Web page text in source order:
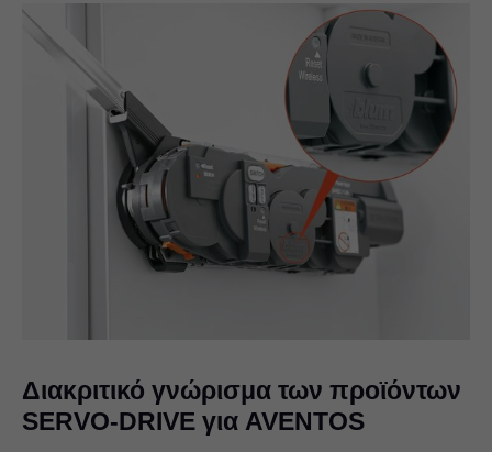
Διακριτικό γνώρισμα των προϊόντων
SERVO-DRIVE για AVENTOS